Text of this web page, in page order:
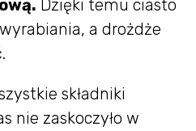
Dzięki temu ciasto
a drożdże
składniki
nie zaskoczyło w